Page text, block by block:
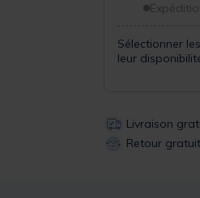
Sélectionner
leur
Livraison
Retour